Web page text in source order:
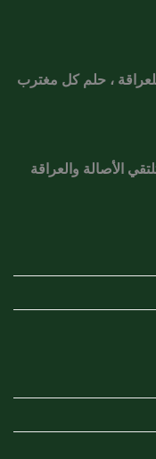
، حلم كل مغترب
الأصالة والعراقة